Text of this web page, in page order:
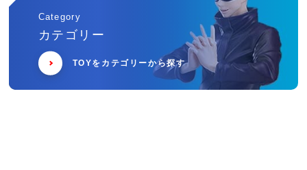
Category
カテゴリー
TOYをカテゴリーから探す